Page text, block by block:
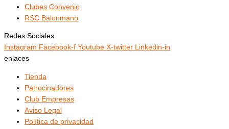
Clubes Convenio
RSC Balonmano
Redes Sociales
Instagram Facebook-f Youtube X-twitter Linkedin-in
enlaces
Tienda
Patrocinadores
Club Empresas
Aviso Legal
Política de privacidad